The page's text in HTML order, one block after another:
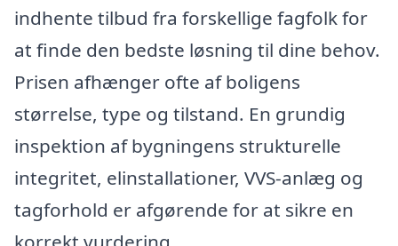
indhente tilbud fra forskellige fagfolk for
at finde den bedste løsning til dine behov.
Prisen afhænger ofte af boligens
størrelse, type og tilstand. En grundig
inspektion af bygningens strukturelle
integritet, elinstallationer, VVS-anlæg og
tagforhold er afgørende for at sikre en